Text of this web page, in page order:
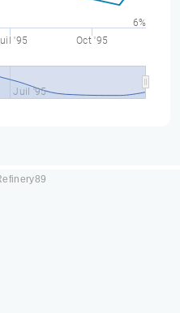
'95 Oct '95
Juil '95
6%